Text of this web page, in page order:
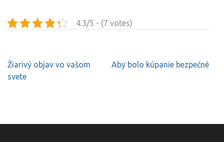
4.3/5 - (7 votes)
Navigace
pro
Žiarivý objav vo vašom
svete
Aby bolo kúpanie bezpečné